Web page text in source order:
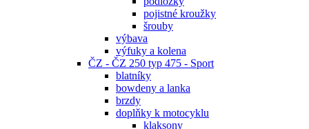
pojistné kroužky
šrouby
výbava
výfuky a kolena
ČZ - ČZ 250 typ 475 - Sport
blatníky
bowdeny a lanka
brzdy
doplňky k motocyklu
klaksony